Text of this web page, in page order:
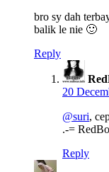
bro sy dah
balik le nie 🙂
Reply
20
@suri,
.-=
Reply